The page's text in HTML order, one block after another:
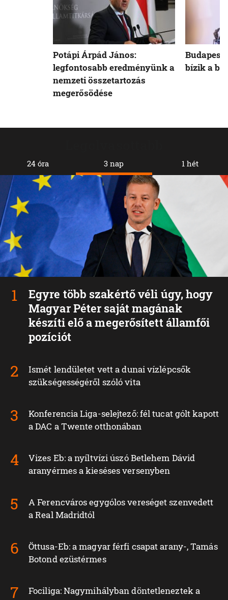
24 óra 3 nap
Egyre több szakértő véli úgy, hogy
Magyar Péter saját magának
készíti elő a megerősített államfői
pozíciót
Ismét lendületet vett a dunai vízlépcsők
szükségességéről szóló vita
Konferencia Liga-selejtező: fél tucat gólt kapott
a DAC a Twente otthonában
Vizes Eb: a nyíltvízi úszó Betlehem Dávid
aranyérmes a kieséses versenyben
A Ferencváros egygólos vereséget szenvedett
a Real Madridtól
Öttusa-Eb: a magyar férfi csapat arany-, Tamás
Botond ezüstérmes
Fociliga: Nagymihályban döntetleneztek a
1 hét
Potápi Árpád János:
legfontosabb eredményünk a
nemzeti összetartozás
megerősödése
Budapest
bízik a